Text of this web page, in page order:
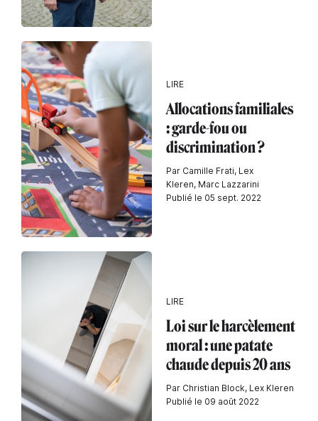
LIRE
Allocations familiales
: garde-fou ou
discrimination ?
Par Camille Frati, Lex
Kleren, Marc Lazzarini
Publié le 05 sept. 2022
LIRE
Loi sur le harcèlement
moral : une patate
chaude depuis 20 ans
Par Christian Block, Lex Kleren
Publié le 09 août 2022